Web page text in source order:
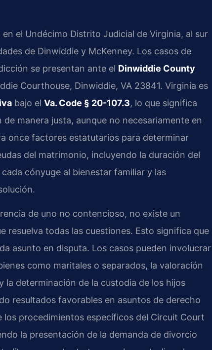
el Undécimo Distrito Judicial de Virginia, al sur
de Dinwiddie y McKenney. Los casos de
se presentan ante el Dinwiddie County
Courthouse, Dinwiddie, VA 23841. Virginia es
bajo el Va. Code § 20-107.3, lo que significa
manera justa, aunque no necesariamente en
once factores estatutarios para determinar
del matrimonio, incluyendo la duración del
cónyuge al bienestar familiar y las
de uno no contencioso, no existe un
resuelva todas las cuestiones. Esto significa que
asunto en disputa. Los casos pueden involucrar
como maritales o separados, la valoración
la determinación de la custodia de los hijos
resultados favorables en asuntos de derecho
procedimientos específicos del Circuit Court
la presentación de la demanda de divorcio